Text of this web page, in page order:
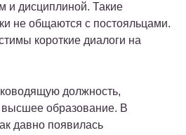
и дисциплиной. Такие
не общаются с постояльцами.
короткие диалоги на
должность,
высшее образование. В
давно появилась